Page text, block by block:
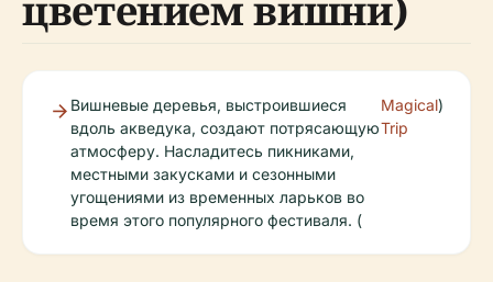
Вишневые деревья, выстроившиеся
вдоль акведука, создают потрясающую
атмосферу. Насладитесь пикниками,
местными закусками и сезонными
угощениями из временных ларьков во
время этого популярного фестиваля. (
Magical
Trip
)